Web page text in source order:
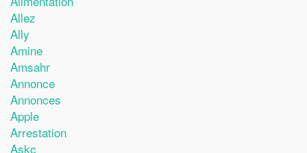
Allez
Ally
Amine
Amsahr
Annonce
Annonces
Apple
Arrestation
Askc